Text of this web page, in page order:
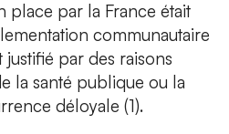
place par la France était
communautaire
par des raisons
la santé publique ou la
déloyale (1).